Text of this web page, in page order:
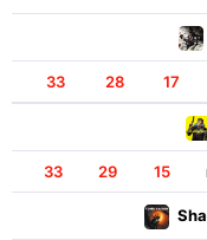
33 28 17
33 29 15